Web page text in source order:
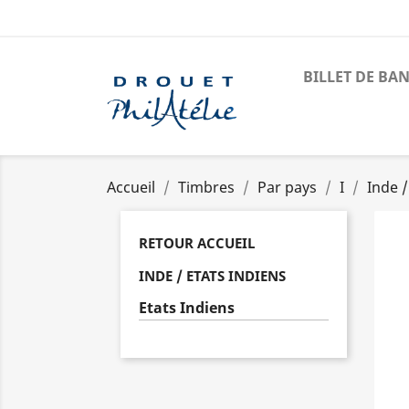
BILLET DE
Accueil Timbres Par pays I Inde
RETOUR ACCUEIL
INDE / ETATS INDIENS
Etats Indiens